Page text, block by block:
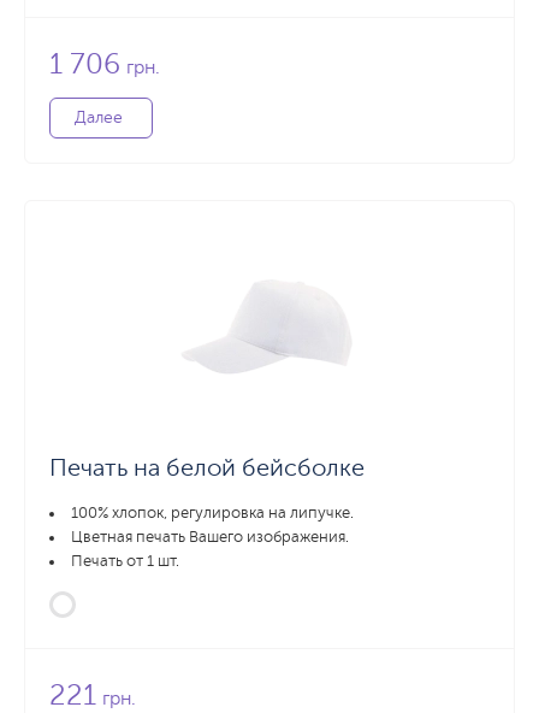
1 706 грн.
Далее
Печать на белой бейсболке
100% хлопок, регулировка на липучке.
Цветная печать Вашего изображения.
Печать от 1 шт.
221 грн.